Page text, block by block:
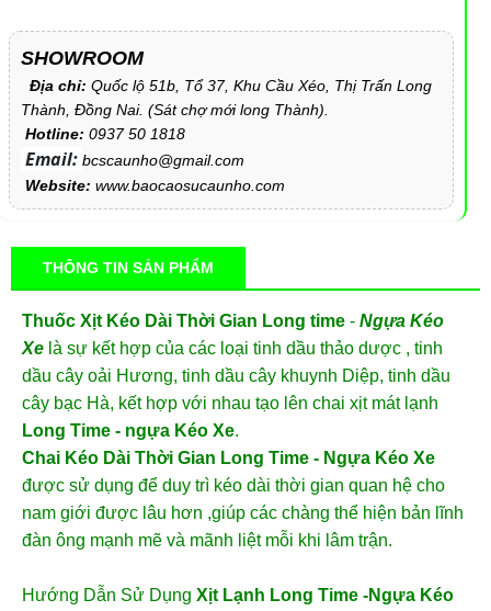
SHOWROOM
Địa chỉ: Quốc lộ 51b, Tổ 37, Khu Cầu Xéo, Thị Trấn Long
Thành, Đồng Nai. (Sát chợ mới long Thành).
Hotline: 0937 50 1818
Email: bcscaunho@gmail.com
Website: www.baocaosucaunho.com
THÔNG TIN SẢN PHẨM
Thuốc Xịt Kéo Dài Thời Gian Long time - Ngựa Kéo
Xe là sự kết hợp của các loại tinh dầu thảo dược , tinh
dầu cây oải Hương, tinh dầu cây khuynh Diệp, tinh dầu
cây bạc Hà, kết hợp với nhau tạo lên chai xịt mát lạnh
Long Time - ngựa Kéo Xe.
Chai Kéo Dài Thời Gian Long Time - Ngựa Kéo Xe
được sử dụng để duy trì kéo dài thời gian quan hệ cho
nam giới được lâu hơn ,giúp các chàng thể hiện bản lĩnh
đàn ông mạnh mẽ và mãnh liệt mỗi khi lâm trận.
Hướng Dẫn Sử Dụng Xịt Lạnh Long Time -Ngựa Kéo